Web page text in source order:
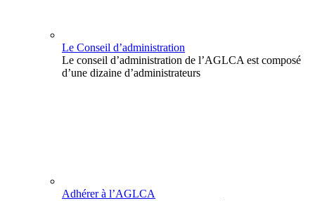
Le Conseil d’administration
Le conseil d’administration de l’AGLCA est composé
d’une dizaine d’administrateurs
Adhérer à l’AGLCA